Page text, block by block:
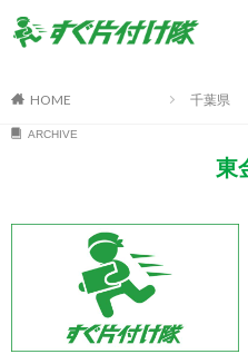
HOME 千葉県
ARCHIVE
東